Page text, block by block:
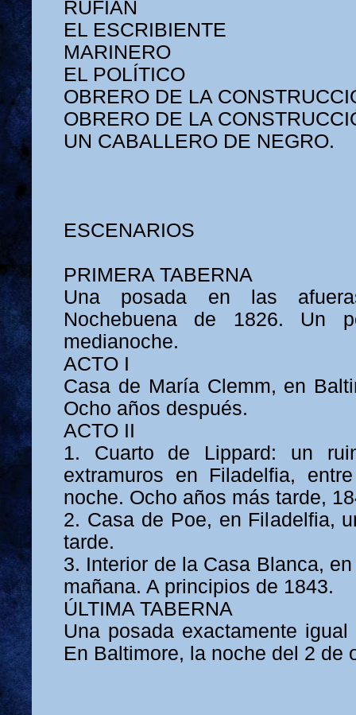
RUFIÁN
EL ESCRIBIENTE
MARINERO
EL POLÍTICO
OBRERO DE LA
OBRERO DE LA
UN CABALLERO DE NEGRO.
ESCENARIOS
PRIMERA TABERNA
Una posada en las
Nochebuena de 1826. Un
medianoche.
ACTO I
Casa de María Clemm, en
Ocho años después.
ACTO II
1. Cuarto de Lippard: un
extramuros en Filadelfia,
noche. Ocho años más tarde,
2. Casa de Poe, en Filadelfia,
tarde.
3. Interior de la Casa Blanca,
mañana. A principios de 1843.
ÚLTIMA TABERNA
Una posada exactamente
En Baltimore, la noche del 2 de